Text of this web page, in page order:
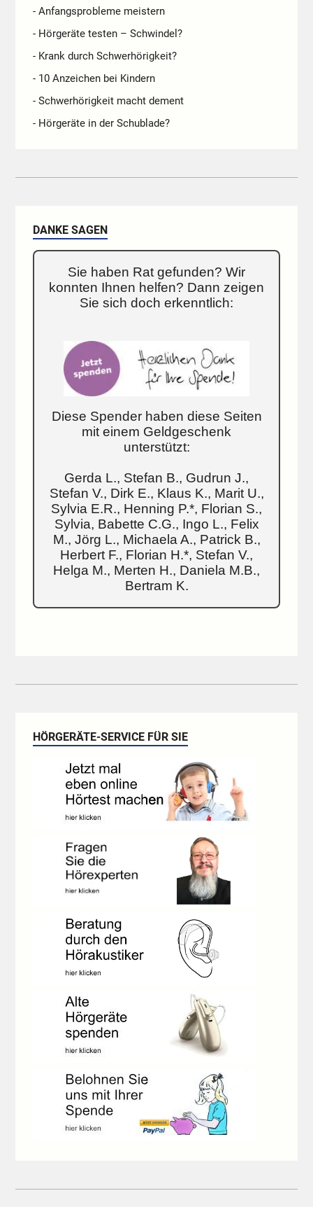
- Anfangsprobleme meistern
- Hörgeräte testen – Schwindel?
- Krank durch Schwerhörigkeit?
- 10 Anzeichen bei Kindern
- Schwerhörigkeit macht dement
- Hörgeräte in der Schublade?
DANKE SAGEN
Sie haben Rat gefunden? Wir
konnten Ihnen helfen? Dann zeigen
Sie sich doch erkenntlich:
Diese Spender haben diese Seiten
mit einem Geldgeschenk
unterstützt:
Gerda L., Stefan B., Gudrun J.,
Stefan V., Dirk E., Klaus K., Marit U.,
Sylvia E.R., Henning P.*, Florian S.,
Sylvia, Babette C.G., Ingo L., Felix
M., Jörg L., Michaela A., Patrick B.,
Herbert F., Florian H.*, Stefan V.,
Helga M., Merten H., Daniela M.B.,
Bertram K.
HÖRGERÄTE-SERVICE FÜR SIE